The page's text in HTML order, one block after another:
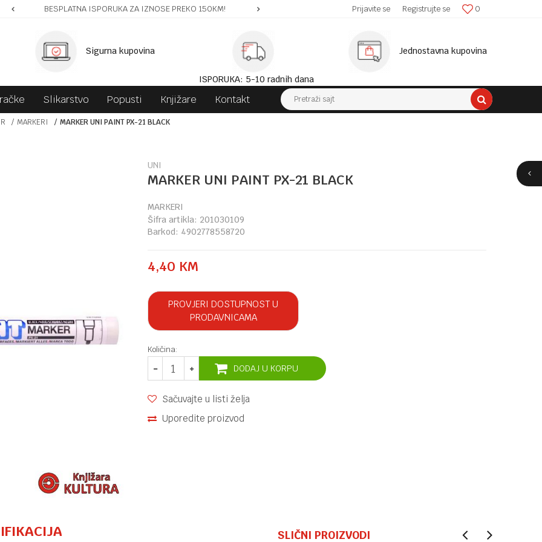
BESPLATNA ISPORUKA ZA IZNOSE PREKO 150KM! SIGURNA ISPORUKA! 0
Prijavite se Registrujte se
Sigurna kupovina
ISPORUKA: 5-10 radnih dana
Jednostavna kupovina
Slikarstvo Popusti Knjižare Kontakt Pretraži sajt
MARKERI MARKER UNI PAINT PX-21 BLACK
UNI
MARKER UNI PAINT PX-21 BLACK
MARKERI
Šifra artikla: 201030109
Barkod: 4902778558720
4,40 KM
PROVJERI DOSTUPNOST U
PRODAVNICAMA
Količina:
DODAJ U KORPU
Sačuvajte u listi želja
Uporedite proizvod
SLIČNI PROIZVODI